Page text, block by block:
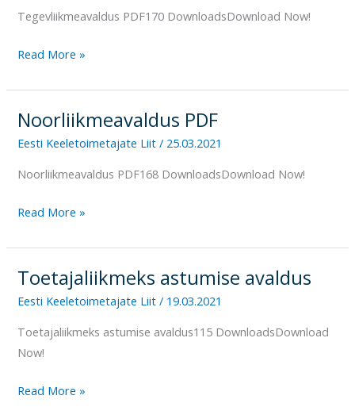
Tegevliikmeavaldus PDF170 DownloadsDownload Now!
Read More »
Noorliikmeavaldus PDF
Eesti Keeletoimetajate Liit/ 25.03.2021
Noorliikmeavaldus PDF168 DownloadsDownload Now!
Noorliikmeavaldus
PDF
Read More »
Toetajaliikmeks astumise avaldus
Eesti Keeletoimetajate Liit/ 19.03.2021
Toetajaliikmeks astumise avaldus115 DownloadsDownload
Now!
Toetajaliikmeks
astumise
Read More »